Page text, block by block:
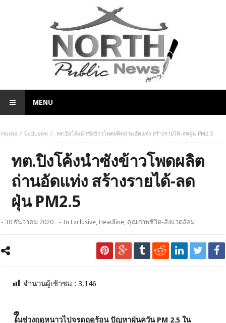
MENU
Home Exclusive ทต.ปิงโค้งนำซังข้าวโพดผลิตถ่านอัดแท่ง สร้างรายได้-ลดฝุ่น PM2.5
ทต.ปิงโค้งนำซังข้าวโพดผลิต
ถ่านอัดแท่ง สร้างรายได้-ลด
ฝุ่น PM2.5
- 30 ธันวาคม 2020 - InExclusive,Headline, คุณภาพชีวิต-สิ่งแวดล้อม
จำนวนผู้เช้าชม :3,146
ในช่วงฤดูหนาวไปจรดฤดูร้อน ปัญหาฝุ่นควัน PM 2.5 ใน